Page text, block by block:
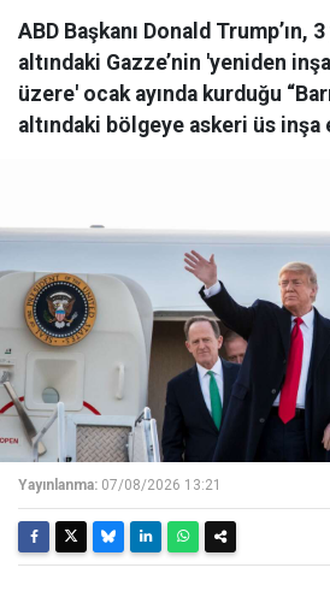
ABD Başkanı Donald Trump’ın, 3
altındaki Gazze’nin 'yeniden
üzere' ocak ayında kurduğu
altındaki bölgeye askeri üs
Yayınlanma: 07/08/2026 13:21